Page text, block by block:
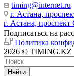
timing@internet.ru
г. Астана,
г. Астана, проспект
Подписаться на
Политика
2026 © TIMING.KZ
Найти